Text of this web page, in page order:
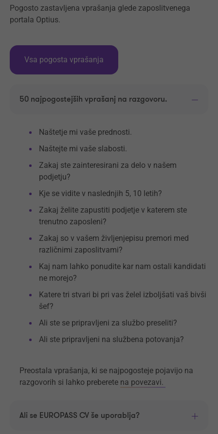
Pogosto zastavljena vprašanja glede zaposlitvenega
portala Optius.
Vsa pogosta vprašanja
50 najpogostejših vprašanj na razgovoru.
Naštetje mi vaše prednosti.
Naštejte mi vaše slabosti.
Zakaj ste zainteresirani za delo v našem
podjetju?
Kje se vidite v naslednjih 5, 10 letih?
Zakaj želite zapustiti podjetje v katerem ste
trenutno zaposleni?
Zakaj so v vašem življenjepisu premori med
različnimi zaposlitvami?
Kaj nam lahko ponudite kar nam ostali kandidati
ne morejo?
Katere tri stvari bi pri vas želel izboljšati vaš bivši
šef?
Ali ste se pripravljeni za službo preseliti?
Ali ste pripravljeni na službena potovanja?
Preostala vprašanja, ki se najpogosteje pojavijo na
razgovorih si lahko preberete na povezavi.
Ali se EUROPASS CV še uporablja?